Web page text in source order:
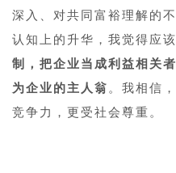
深入、对共同富裕理解的
认知上的升华，我觉得应该
制，把企业当成利益相关
为企业的主人翁 。我相信
竞争力，更受社会尊重。